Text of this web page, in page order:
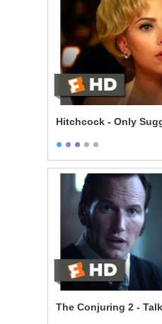
Hitchcock - Only
The Conjuring 2 -